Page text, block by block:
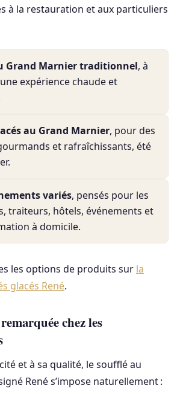
à la restauration et aux particuliers
Grand Marnier traditionnel, à
expérience chaude et
au Grand Marnier, pour des
et rafraîchissants, été
variés, pensés pour les
traiteurs, hôtels, événements et
à domicile.
les options de produits sur la
glacés René.
chez les
et à sa qualité, le soufflé au
René s’impose naturellement :